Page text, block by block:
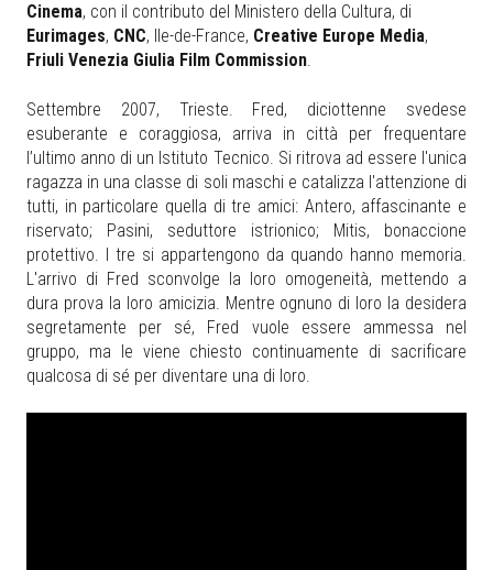
Cinema, con il contributo del Ministero della Cultura, di
Eurimages, CNC, Ile-de-France, Creative Europe Media,
Friuli Venezia Giulia Film Commission.
Settembre 2007, Trieste. Fred, diciottenne svedese
esuberante e coraggiosa, arriva in città per frequentare
l’ultimo anno di un Istituto Tecnico. Si ritrova ad essere l'unica
ragazza in una classe di soli maschi e catalizza l'attenzione di
tutti, in particolare quella di tre amici: Antero, affascinante e
riservato; Pasini, seduttore istrionico; Mitis, bonaccione
protettivo. I tre si appartengono da quando hanno memoria.
L'arrivo di Fred sconvolge la loro omogeneità, mettendo a
dura prova la loro amicizia. Mentre ognuno di loro la desidera
segretamente per sé, Fred vuole essere ammessa nel
gruppo, ma le viene chiesto continuamente di sacrificare
qualcosa di sé per diventare una di loro.